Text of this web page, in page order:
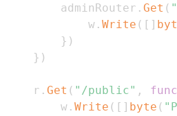
        adminRouter
. Get (
            w
. Write ( [ ]
} )
} )
    r
. Get ( "/public" , func
        w
. Write ( [ ] byte (